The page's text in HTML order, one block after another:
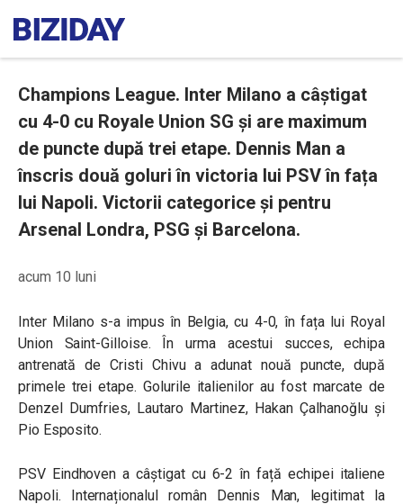
Champions League. Inter Milano a câștigat
cu 4-0 cu Royale Union SG și are maximum
de puncte după trei etape. Dennis Man a
înscris două goluri în victoria lui PSV în fața
lui Napoli. Victorii categorice și pentru
Arsenal Londra, PSG și Barcelona.
acum 10 luni
Inter Milano s-a impus în Belgia, cu 4-0, în fața lui Royal
Union Saint-Gilloise. În urma acestui succes, echipa
antrenată de Cristi Chivu a adunat nouă puncte, după
primele trei etape. Golurile italienilor au fost marcate de
Denzel Dumfries, Lautaro Martinez, Hakan Çalhanoğlu și
Pio Esposito.
PSV Eindhoven a câștigat cu 6-2 în față echipei italiene
Napoli. Internaționalul român Dennis Man, legitimat la